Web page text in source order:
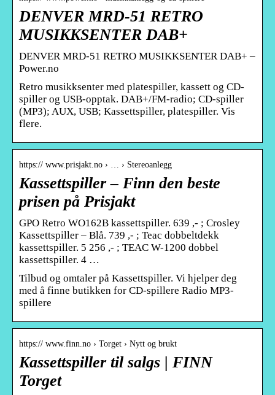
DENVER MRD-51 RETRO
MUSIKKSENTER DAB+
DENVER MRD-51 RETRO MUSIKKSENTER DAB+ –
Power.no
Retro musikksenter med platespiller, kassett og CD-
spiller og USB-opptak. DAB+/FM-radio; CD-spiller
(MP3); AUX, USB; Kassettspiller, platespiller. Vis
flere.
https:// www.prisjakt.no › … › Stereoanlegg
Kassettspiller – Finn den beste
prisen på Prisjakt
GPO Retro WO162B kassettspiller. 639 ,- ; Crosley
Kassettspiller – Blå. 739 ,- ; Teac dobbeltdekk
kassettspiller. 5 256 ,- ; TEAC W-1200 dobbel
kassettspiller. 4 …
Tilbud og omtaler på Kassettspiller. Vi hjelper deg
med å finne butikken for CD-spillere Radio MP3-
spillere
https:// www.finn.no › Torget › Nytt og brukt
Kassettspiller til salgs | FINN
Torget